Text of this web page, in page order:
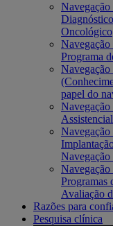
Navegação
Oncológico
Navegação
Programa
Navegação
papel do
Navegação
Navegação
Navegação
Programas
Avaliação
Razões para
Pesquisa clínica